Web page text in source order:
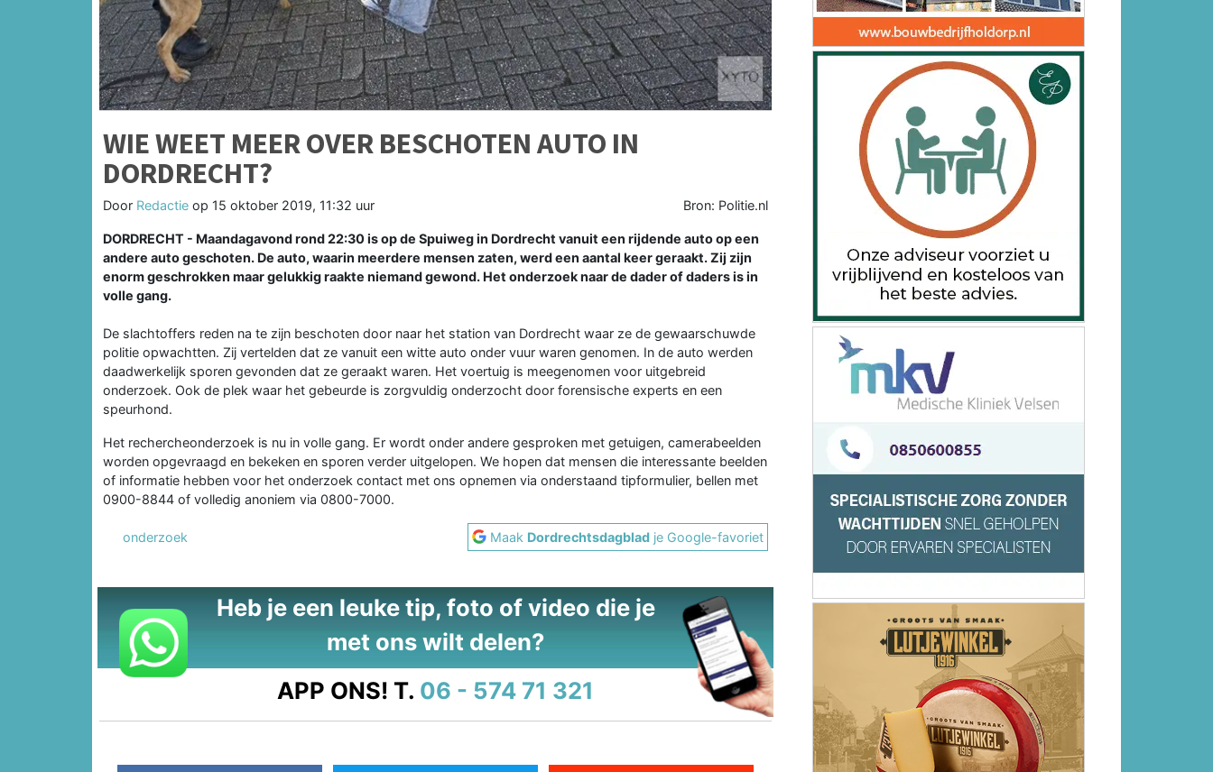
WIE WEET MEER OVER BESCHOTEN AUTO IN
DORDRECHT?
Door Redactie op 15 oktober 2019, 11:32 uur Bron: Politie.nl
DORDRECHT - Maandagavond rond 22:30 is op de Spuiweg in Dordrecht vanuit een rijdende auto op een
andere auto geschoten. De auto, waarin meerdere mensen zaten, werd een aantal keer geraakt. Zij zijn
enorm geschrokken maar gelukkig raakte niemand gewond. Het onderzoek naar de dader of daders is in
volle gang.
De slachtoffers reden na te zijn beschoten door naar het station van Dordrecht waar ze de gewaarschuwde
politie opwachtten. Zij vertelden dat ze vanuit een witte auto onder vuur waren genomen. In de auto werden
daadwerkelijk sporen gevonden dat ze geraakt waren. Het voertuig is meegenomen voor uitgebreid
onderzoek. Ook de plek waar het gebeurde is zorgvuldig onderzocht door forensische experts en een
speurhond.
Het rechercheonderzoek is nu in volle gang. Er wordt onder andere gesproken met getuigen, camerabeelden
worden opgevraagd en bekeken en sporen verder uitgelopen. We hopen dat mensen die interessante beelden
of informatie hebben voor het onderzoek contact met ons opnemen via onderstaand tipformulier, bellen met
0900-8844 of volledig anoniem via 0800-7000.
onderzoek Maak Dordrechtsdagblad je Google-favoriet
Heb je een leuke tip, foto of video die je
met ons wilt delen?
APP ONS! T. 06 - 574 71 321